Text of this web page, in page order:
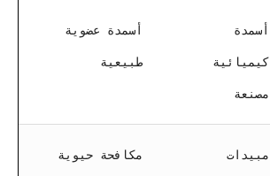
أسمدة
كيميائية
مصنعة
أسمدة عضوية
طبيعية
مبيدات مكافحة حيوية